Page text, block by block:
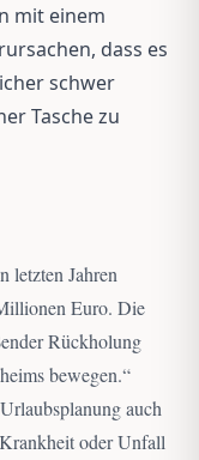
mit einem
dass es
schwer
Tasche zu
letzten Jahren
Euro. Die
Rückholung
bewegen.“
auch
oder Unfall